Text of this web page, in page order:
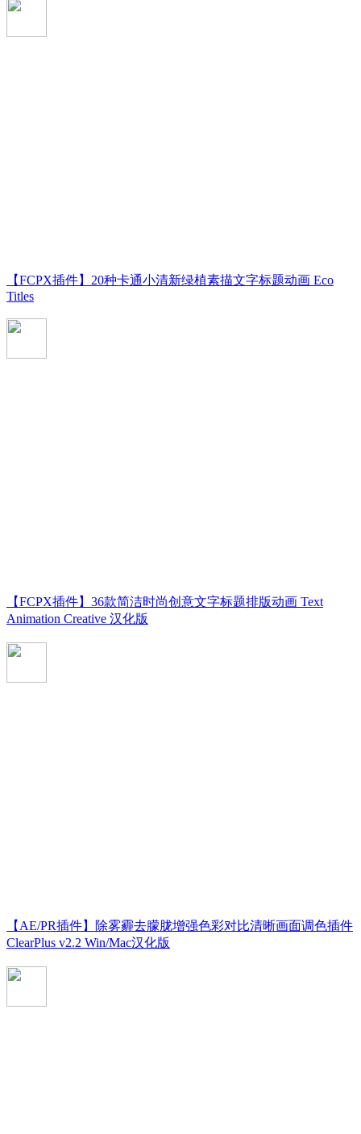
【FCPX插件】20种卡通小清新绿植素描文字标题动画 Eco
Titles
【FCPX插件】36款简洁时尚创意文字标题排版动画 Text
Animation Creative 汉化版
【AE/PR插件】除雾霾去朦胧增强色彩对比清晰画面调色插件
ClearPlus v2.2 Win/Mac汉化版